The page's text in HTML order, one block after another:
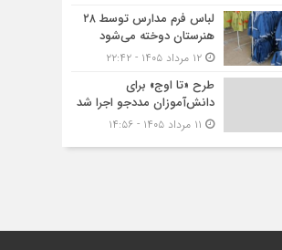
لباس فرم مدارس توسط ۲۸
هنرستان‌ دوخته می‌شود
طرح «تا اوج» برای
دانش‌آموزان مددجو اجرا شد